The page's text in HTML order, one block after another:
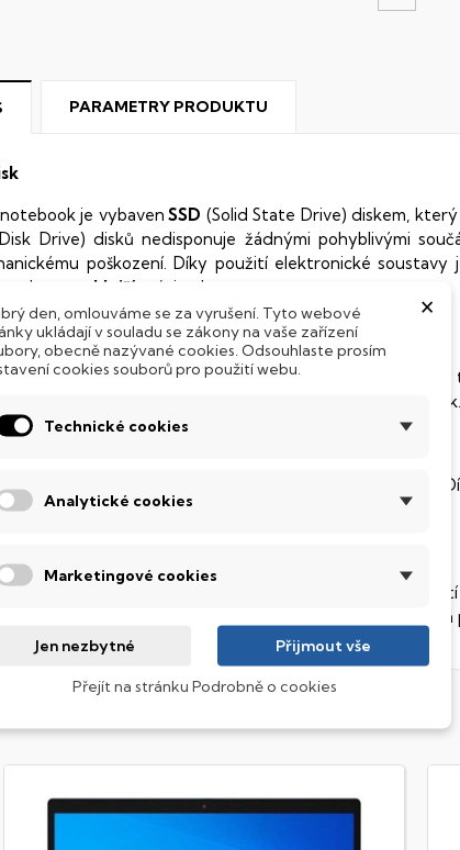
PARAMETRY PRODUKTU
je vybaven SSD (Solid State Drive) diskem,
Drive) disků nedisponuje žádnými pohyblivými
poškození. Díky použití elektronické
rychlejší práci s daty.
klávesnice
systém úsporných LED diod osvítí jednotlivé
stále však decentně, aby nikterak nedráždily Váš zrak.
který minimalizuje odezvy během on-line session.
čistým obrazem.
technologie IPS
krystaly disponují zcela odlišnou světelnou
pozorovací úhly (téměr
×
den, omlouváme se za vyrušení. Tyto webové
ukládají v souladu se zákony na vaše zařízení
obecně nazývané cookies. Odsouhlaste prosím
cookies souborů pro použití webu.
Technické cookies
Analytické cookies
Marketingové cookies
Jen nezbytné Přijmout vše
Přejít na stránku Podrobně o cookies